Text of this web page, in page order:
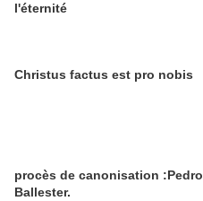
l'éternité
Christus factus est pro nobis
procès de canonisation :Pedro
Ballester.